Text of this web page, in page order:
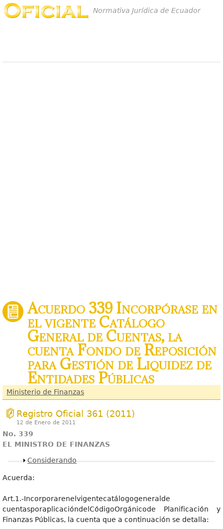
Normativa Jurídica de Ecuador
Acuerdo 339 Incorpórase en
el vigente Catálogo
General de Cuentas, la
cuenta Fondo de Reposición
para Gestión de Liquidez de
Entidades Públicas
Ministerio de Finanzas
Registro Oficial 361 (2011)
12 de Enero de 2011
No. 339
EL MINISTRO DE FINANZAS
Mostrar
Considerando
Acuerda:
Art.1.-Incorporarenelvigentecatálogogeneralde
cuentasporaplicacióndelCódigoOrgánicode Planificación y
Finanzas Públicas, la cuenta que a continuación se detalla: